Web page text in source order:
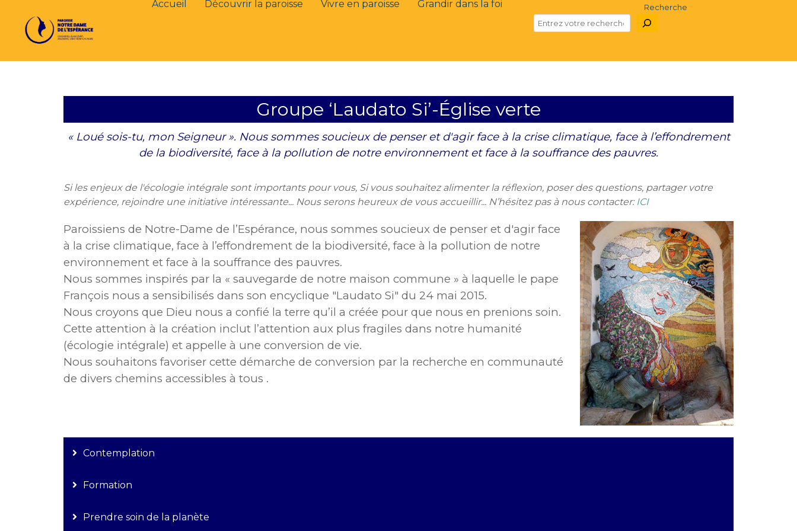
Accueil Découvrir la paroisse Vivre en paroisse Grandir dans la foi Recherche
Groupe ‘Laudato Si’-Église verte
« Loué sois-tu, mon Seigneur ». Nous sommes soucieux de penser et d'agir face à la crise climatique, face à l’effondrement
de la biodiversité, face à la pollution de notre environnement et face à la souffrance des pauvres.
Si les enjeux de l'écologie intégrale sont importants pour vous, Si vous souhaitez alimenter la réflexion, poser des questions, partager votre
expérience, rejoindre une initiative intéressante... Nous serons heureux de vous accueillir... N’hésitez pas à nous contacter: ICI
Paroissiens de Notre-Dame de l’Espérance, nous sommes soucieux de penser et d'agir face
à la crise climatique, face à l’effondrement de la biodiversité, face à la pollution de notre
environnement et face à la souffrance des pauvres.
Nous sommes inspirés par la « sauvegarde de notre maison commune » à laquelle le pape
François nous a sensibilisés dans son encyclique "Laudato Si" du 24 mai 2015.
Nous croyons que Dieu nous a confié la terre qu’il a créée pour que nous en prenions soin.
Cette attention à la création inclut l’attention aux plus fragiles dans notre humanité
(écologie intégrale) et appelle à une conversion de vie.
Nous souhaitons favoriser cette démarche de conversion par la recherche en communauté
de divers chemins accessibles à tous .
Contemplation
Formation
Prendre soin de la planète